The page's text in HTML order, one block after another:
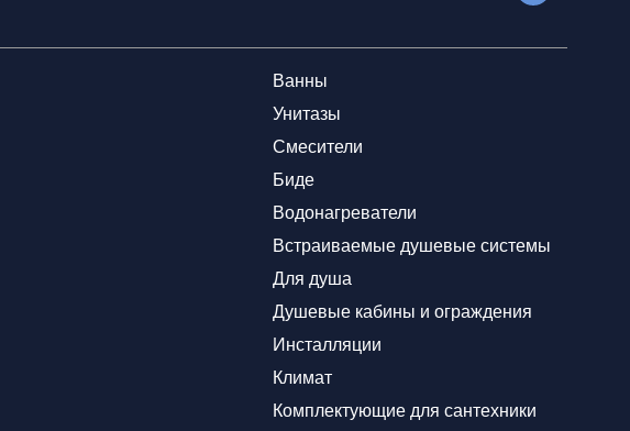
Ванны
Унитазы
Смесители
Биде
Водонагреватели
Встраиваемые душевые системы
Для душа
Душевые кабины и ограждения
Инсталляции
Климат
Комплектующие для сантехники